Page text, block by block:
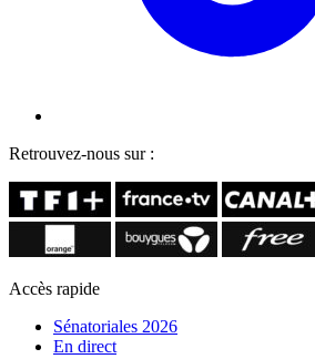
Retrouvez-nous sur :
Accès rapide
Sénatoriales 2026
En direct